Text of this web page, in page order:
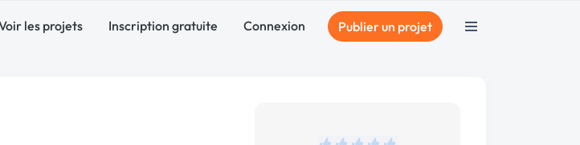
les projets Inscription gratuite Connexion Publier un projet